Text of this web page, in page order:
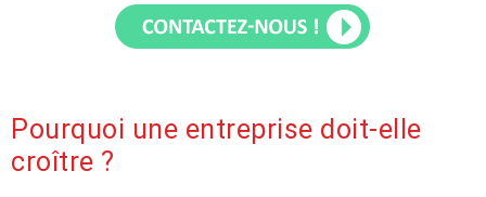
Pourquoi une entreprise doit-elle
croître ?